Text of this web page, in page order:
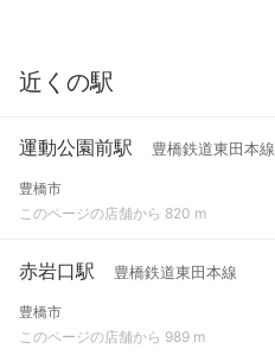
近くの駅
運動公園前駅 豊橋鉄道東田本線
豊橋市
このページの店舗から 820 m
赤岩口駅 豊橋鉄道東田本線
豊橋市
このページの店舗から 989 m